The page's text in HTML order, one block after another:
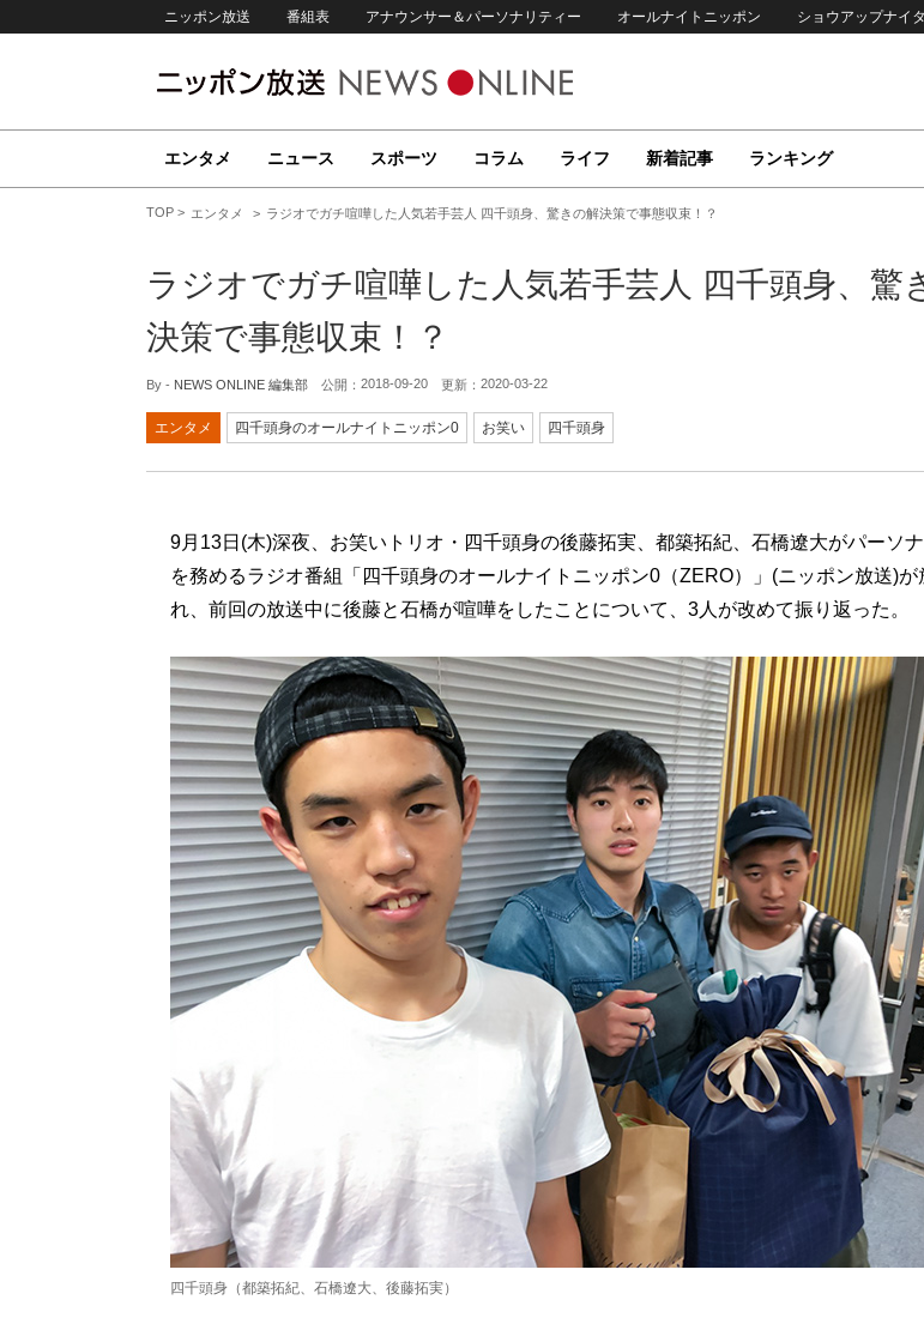
ニッポン放送 番組表 アナウンサー＆パーソナリティー オールナイトニッポン ショウアップナイ
エンタメ ニュース スポーツ コラム ライフ 新着記事 ランキング
TOP エンタメ ラジオでガチ喧嘩した人気若手芸人 四千頭身、驚きの解決策で事態収束！？
ラジオでガチ喧嘩した人気若手芸人 四千頭身、驚
決策で事態収束！？
By - NEWS ONLINE 編集部 公開： 2018-09-20 更新： 2020-03-22
エンタメ 四千頭身のオールナイトニッポン0 お笑い 四千頭身
9月13日(木)深夜、お笑いトリオ・四千頭身の後藤拓実、都築拓紀、石橋遼大がパーソ
を務めるラジオ番組「四千頭身のオールナイトニッポン0（ZERO）」(ニッポン放送)が
れ、前回の放送中に後藤と石橋が喧嘩をしたことについて、3人が改めて振り返った。
四千頭身（都築拓紀、石橋遼大、後藤拓実）